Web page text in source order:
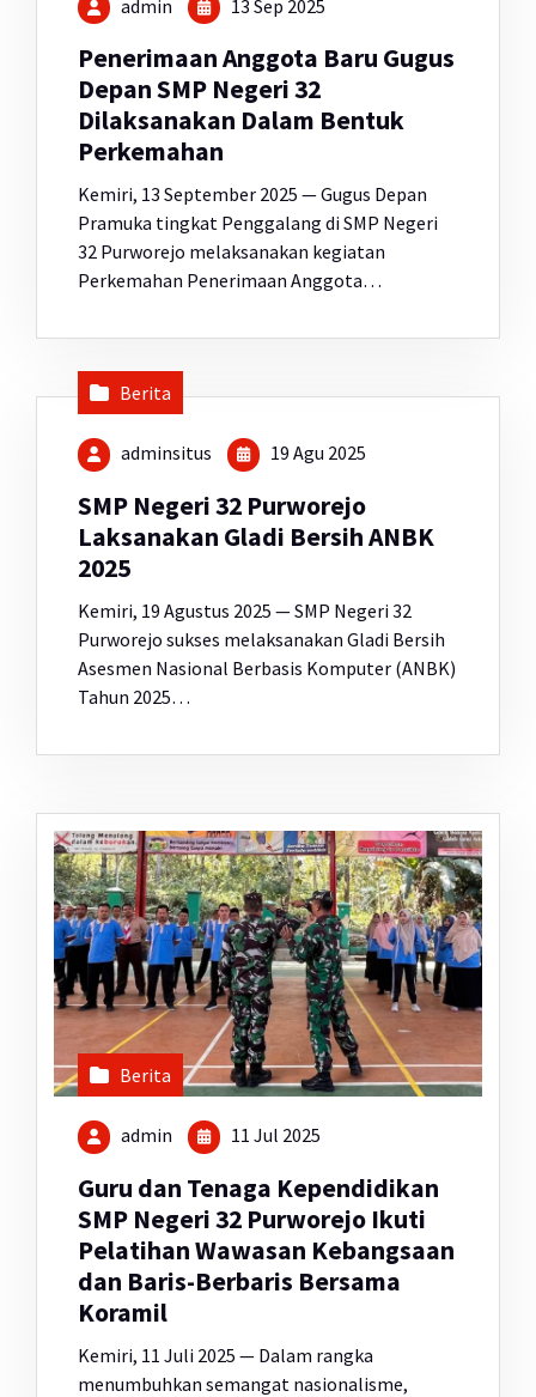
admin 13 Sep 2025
Penerimaan Anggota Baru Gugus
Depan SMP Negeri 32
Dilaksanakan Dalam Bentuk
Perkemahan
Kemiri, 13 September 2025 — Gugus Depan
Pramuka tingkat Penggalang di SMP Negeri
32 Purworejo melaksanakan kegiatan
Perkemahan Penerimaan Anggota…
Berita
adminsitus 19 Agu 2025
SMP Negeri 32 Purworejo
Laksanakan Gladi Bersih ANBK
2025
Kemiri, 19 Agustus 2025 — SMP Negeri 32
Purworejo sukses melaksanakan Gladi Bersih
Asesmen Nasional Berbasis Komputer (ANBK)
Tahun 2025…
Berita
admin 11 Jul 2025
Guru dan Tenaga Kependidikan
SMP Negeri 32 Purworejo Ikuti
Pelatihan Wawasan Kebangsaan
dan Baris-Berbaris Bersama
Koramil
Kemiri, 11 Juli 2025 — Dalam rangka
menumbuhkan semangat nasionalisme,